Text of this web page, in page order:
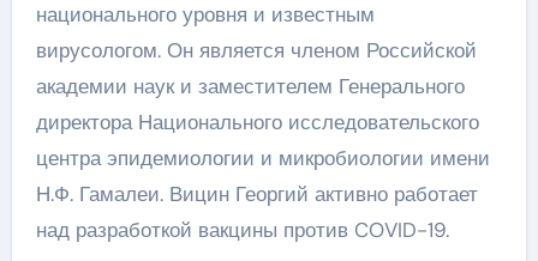
национального уровня и известным
вирусологом. Он является членом Российской
академии наук и заместителем Генерального
директора Национального исследовательского
центра эпидемиологии и микробиологии имени
Н.Ф. Гамалеи. Вицин Георгий активно работает
над разработкой вакцины против COVID-19.